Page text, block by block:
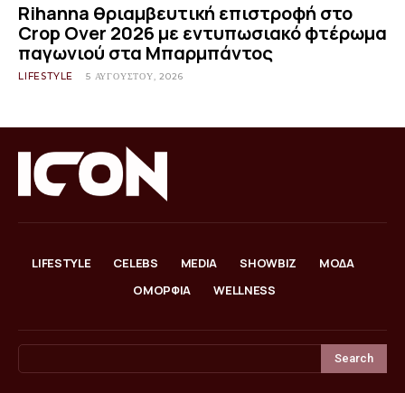
Rihanna θριαμβευτική επιστροφή στο
Crop Over 2026 με εντυπωσιακό φτέρωμα
παγωνιού στα Μπαρμπάντος
LIFESTYLE 5 ΑΥΓΟΎΣΤΟΥ, 2026
LIFESTYLE CELEBS MEDIA SHOWBIZ
ΜΟΔΑ
ΟΜΟΡΦΙΑ
WELLNESS
Search